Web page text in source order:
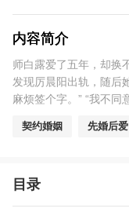
内容简介
师白露爱了五年，却换
发现厉晨阳出轨，随后
麻烦签个字。” “我不
啦……
契约婚姻 先婚后爱
目录